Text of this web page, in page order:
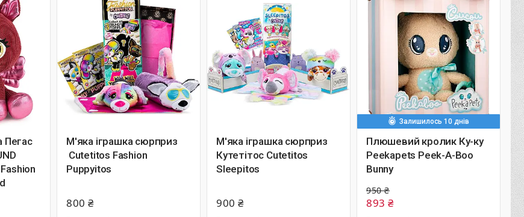
Пегас
М'яка іграшка сюрприз
Cutetitos Fashion
Puppyitos
800 ₴
М'яка іграшка сюрприз
Кутетітос Cutetitos
Sleepitos
900 ₴
Залишилось 10 днів
Плюшевий кролик Ку-ку
Peekapets Peek-A-Boo
Bunny
950 ₴
893 ₴